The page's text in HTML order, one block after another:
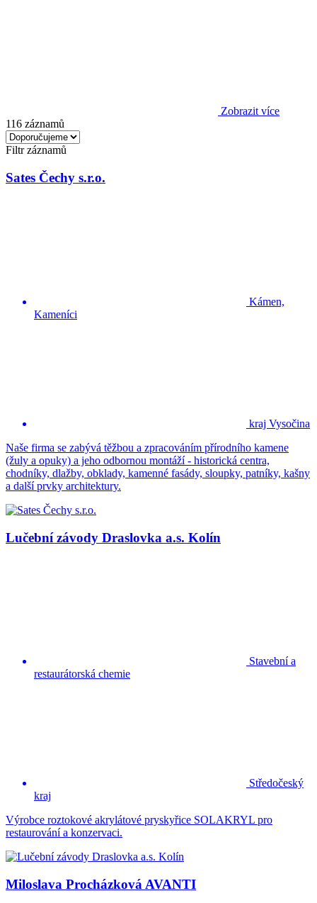
Zobrazit více
116 záznamů
Filtr záznamů
Sates Čechy s.r.o.
Kámen,
Kameníci
kraj Vysočina
Naše firma se zabývá těžbou a zpracováním přírodního kamene
(žuly a opuky) a jeho odbornou montáží - historická centra,
chodníky, dlažby, obklady, kamenné fasády, sloupky, patníky, kašny
a další prvky architektury.
Lučební závody Draslovka a.s. Kolín
Stavební a
restaurátorská chemie
Středočeský
kraj
Výrobce roztokové akrylátové pryskyřice SOLAKRYL pro
restaurování a konzervaci.
Miloslava Procházková AVANTI